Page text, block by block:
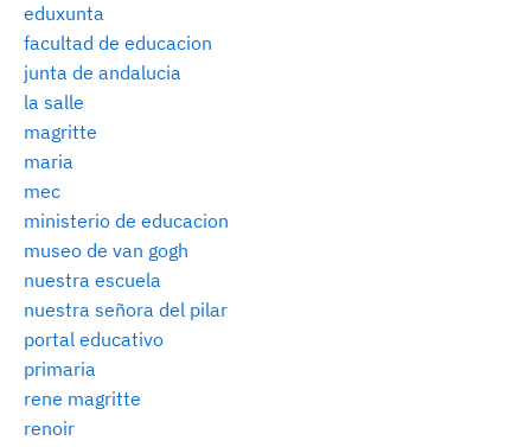
eduxunta
facultad de educacion
junta de andalucia
la salle
magritte
maria
mec
ministerio de educacion
museo de van gogh
nuestra escuela
nuestra señora del pilar
portal educativo
primaria
rene magritte
renoir